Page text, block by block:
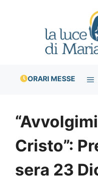
ORARI MESSE
Cristo”:
sera 23